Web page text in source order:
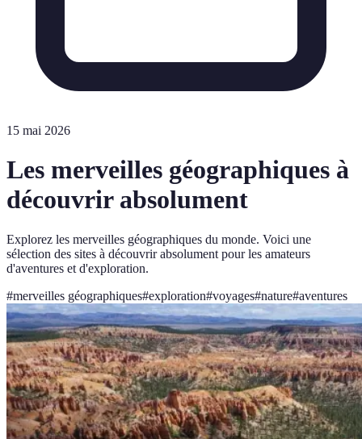
15 mai 2026
Les merveilles géographiques à
découvrir absolument
Explorez les merveilles géographiques du monde. Voici une
sélection des sites à découvrir absolument pour les amateurs
d'aventures et d'exploration.
#merveilles géographiques#exploration#voyages#nature#aventures